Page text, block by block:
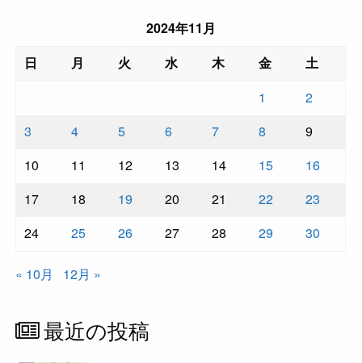
2024年11月
日
月 火 水 木 金
土
1
2
3
4 5 6 7 8
9
10
11 12 13 14 15
16
17
18 19 20 21 22
23
24
25 26 27 28 29 30
« 10月 12月 »
最近の投稿